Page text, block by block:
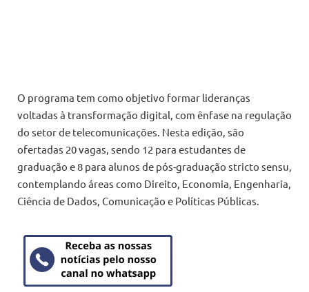
O programa tem como objetivo formar lideranças
voltadas à transformação digital, com ênfase na regulação
do setor de telecomunicações. Nesta edição, são
ofertadas 20 vagas, sendo 12 para estudantes de
graduação e 8 para alunos de pós-graduação stricto sensu,
contemplando áreas como Direito, Economia, Engenharia,
Ciência de Dados, Comunicação e Políticas Públicas.